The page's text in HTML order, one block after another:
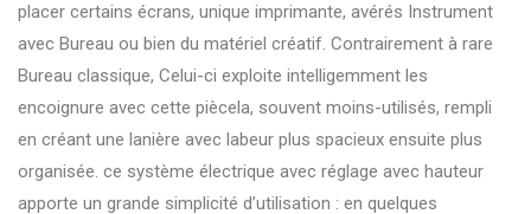
placer certains écrans, unique imprimante, avérés Instrument
avec Bureau ou bien du matériel créatif. Contrairement à rare
Bureau classique, Celui-ci exploite intelligemment les
encoignure avec cette piècela, souvent moins-utilisés, rempli
en créant une lanière avec labeur plus spacieux ensuite plus
organisée. ce système électrique avec réglage avec hauteur
apporte un grande simplicité d’utilisation : en quelques